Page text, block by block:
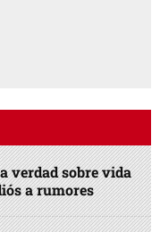
verdad sobre vida
a rumores